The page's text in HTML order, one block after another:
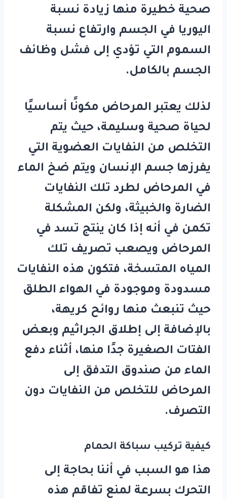
صحية خطيرة منها زيادة نسبة
اليوريا في الجسم وارتفاع نسبة
السموم التي تؤدي إلى فشل وظائف
الجسم بالكامل.
لذلك يعتبر المرحاض مكونًا أساسيًا
لحياة صحية وسليمة، حيث يتم
التخلص من النفايات العضوية التي
يفرزها جسم الإنسان ويتم ضخ الماء
في المرحاض لطرد تلك النفايات
الضارة والخبيثة، ولكن المشكلة
تكمن في أنه إذا كان ينتج تسد في
المرحاض ويصعب تصريف تلك
المياه المتسخة، فتكون هذه النفايات
مسدودة وموجودة في الهواء الطلق
حيث تنبعث منها روائح كريهة،
بالإضافة إلى إطلاق الجراثيم وبعض
الفتات الصغيرة جدًا منها، أثناء دفع
الماء من صندوق التدفق إلى
المرحاض للتخلص من النفايات دون
التصرف.
كيفية تركيب سباكة الحمام
هذا هو السبب في أننا بحاجة إلى
التحرك بسرعة لمنع تفاقم هذه